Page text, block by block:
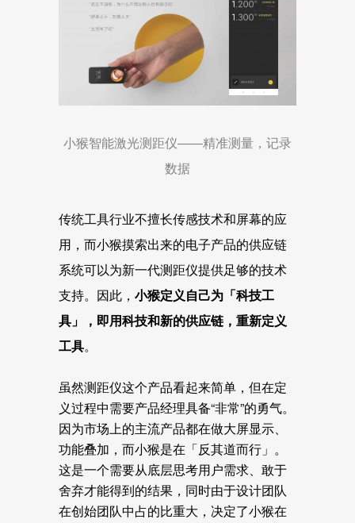
小猴智能激光测距仪——精准测量，记录
数据
传统工具行业不擅长传感技术和屏幕的应
用，而小猴摸索出来的电子产品的供应链
系统可以为新一代测距仪提供足够的技术
支持。因此， 小猴定义自己为「科技工
具」，即用科技和新的供应链，重新定义
工具。
虽然测距仪这个产品看起来简单，但在定
义过程中需要产品经理具备“非常”的勇气。
因为市场上的主流产品都在做大屏显示、
功能叠加，而小猴是在「反其道而行」。
这是一个需要从底层思考用户需求、敢于
舍弃才能得到的结果，同时由于设计团队
在创始团队中占的比重大，决定了小猴在